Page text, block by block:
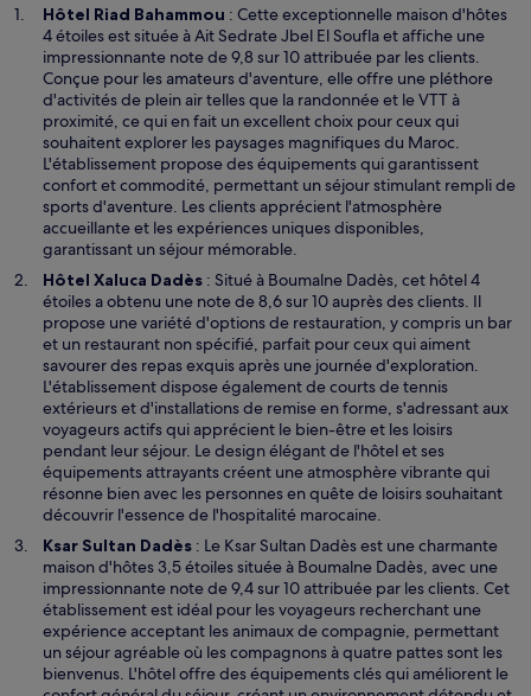
Hôtel Riad Bahammou S
’
o
u
v
r
e
d
a
n
s
u
n
e
n
o
u
v
e
l
l
e
f
e
n
ê
t
r
e
: Cette exceptionnelle maison d'hôtes
4 étoiles est située à Ait Sedrate Jbel El Soufla et affiche une
impressionnante note de 9,8 sur 10 attribuée par les clients.
Conçue pour les amateurs d'aventure, elle offre une pléthore
d'activités de plein air telles que la randonnée et le VTT à
proximité, ce qui en fait un excellent choix pour ceux qui
souhaitent explorer les paysages magnifiques du Maroc.
L'établissement propose des équipements qui garantissent
confort et commodité, permettant un séjour stimulant rempli de
sports d'aventure. Les clients apprécient l'atmosphère
accueillante et les expériences uniques disponibles,
garantissant un séjour mémorable.
Hôtel Xaluca DadèsS
’
o
u
v
r
e
d
a
n
s
u
n
e
n
o
u
v
e
l
: Situé à Boumalne Dadès, cet hôtel 4
étoiles a obtenu une note de 8,6 sur 10 auprès des clients. Il
propose une variété d'options de restauration, y compris un bar
et un restaurant non spécifié, parfait pour ceux qui aiment
savourer des repas exquis après une journée d'exploration.
L'établissement dispose également de courts de tennis
extérieurs et d'installations de remise en forme, s'adressant aux
voyageurs actifs qui apprécient le bien-être et les loisirs
pendant leur séjour. Le design élégant de l'hôtel et ses
équipements attrayants créent une atmosphère vibrante qui
résonne bien avec les personnes en quête de loisirs souhaitant
découvrir l'essence de l'hospitalité marocaine.
Ksar Sultan DadèsS
’
o
u
v
r
e
: Le Ksar Sultan Dadès est une charmante
maison d'hôtes 3,5 étoiles située à Boumalne Dadès, avec une
impressionnante note de 9,4 sur 10 attribuée par les clients. Cet
établissement est idéal pour les voyageurs recherchant une
expérience acceptant les animaux de compagnie, permettant
un séjour agréable où les compagnons à quatre pattes sont les
bienvenus. L'hôtel offre des équipements clés qui améliorent le